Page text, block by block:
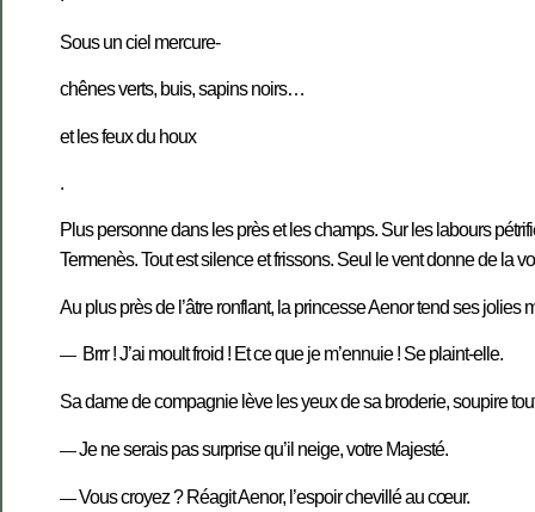
Sous un ciel mercure-
chênes verts, buis, sapins noirs…
et les feux du houx
.
P lus personnedans les prèset les champs. Sur les labours
Termenès. Tout est silence et frissons. Seul le vent donne de la
Au plus près de l’âtre ronflant, la princesse Aenor tend ses
— Brrr ! J’ai moult froid ! Et ce que je m’ennuie ! Se plaint-elle.
Sa dame de compagnie lève les yeux de sa broderie, soupire
—Je ne serais pas surprise qu’il neige, votre Majesté.
—Vous croyez ? Réagit Aenor, l’espoir chevillé au cœur.